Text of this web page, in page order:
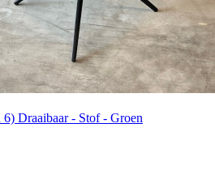
Draaibaar - Stof - Groen